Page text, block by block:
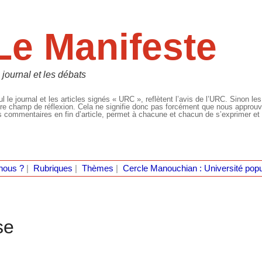
Manifeste
journal et les débats
le journal et les articles signés « URC », reflètent l’avis de l’URC. Sinon
champ de réflexion. Cela ne signifie donc pas forcément que nous
commentaires en fin d’article, permet à chacune et chacun de s’exprimer
?| Rubriques Thèmes Cercle Manouchian : Université